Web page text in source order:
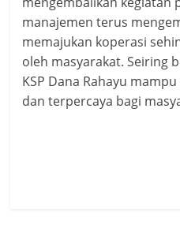
manajemen terus
memajukan koperasi
oleh masyarakat. Seiring
KSP Dana Rahayu
dan terpercaya bagi